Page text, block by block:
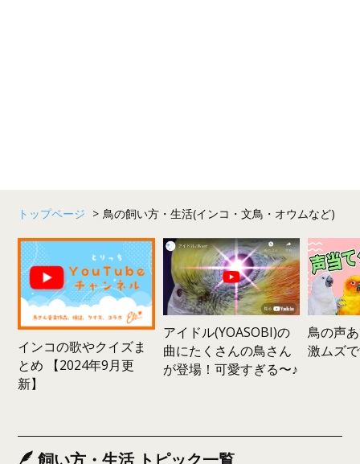
トップページ > 鳥の飼い方・生活(インコ・文鳥・オウムなど)
インコの歌やクイズま
とめ 【2024年9月更
新】
アイドル(YOASOBI)の
曲にたくさんの鳥さん
が登場！可愛すぎる〜♪
鳥の声
激ムズ
飼い方・生活 トピック一覧